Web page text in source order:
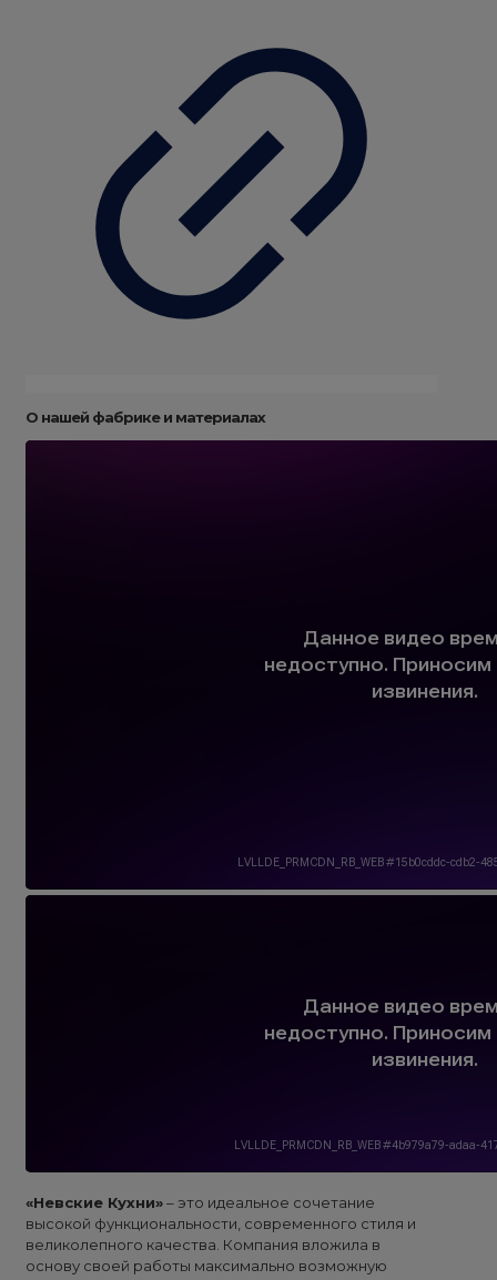
О нашей фабрике и материалах
«Невские Кухни»– это идеальное сочетание
высокой функциональности, современного стиля и
великолепного качества. Компания вложила в
основу своей работы максимально возможную